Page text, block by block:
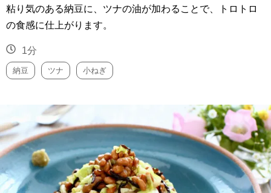
粘り気のある納豆に、ツナの油が加わることで、トロトロ
の食感に仕上がります。
1分
納豆 ツナ 小ねぎ